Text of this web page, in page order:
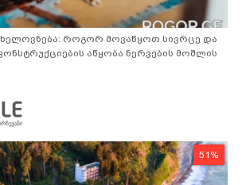
ხელოვნება: როგორ მოვაწყოთ სივრცე და
აწყობა ნერვების მოშლის
51%